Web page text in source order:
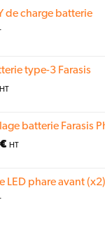
de charge batterie
type-3 Farasis
HT
batterie Farasis
€ HT
LED phare avant